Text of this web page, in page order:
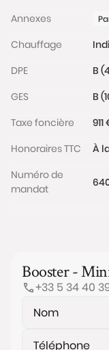
Annexes
Chauffage
DPE
B
GES
B
Taxe foncière
Honoraires TTC
À
Numéro de
mandat
Booster -
+33 5 34 40